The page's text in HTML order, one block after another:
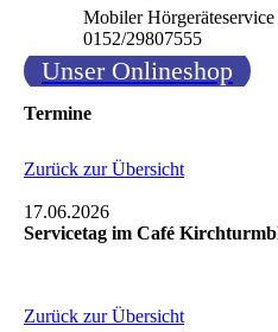
Mobiler
0152/29807555
Unser Onlineshop
Termine
Zurück zur Übersicht
17.06.2026
Servicetag im Café
Zurück zur Übersicht